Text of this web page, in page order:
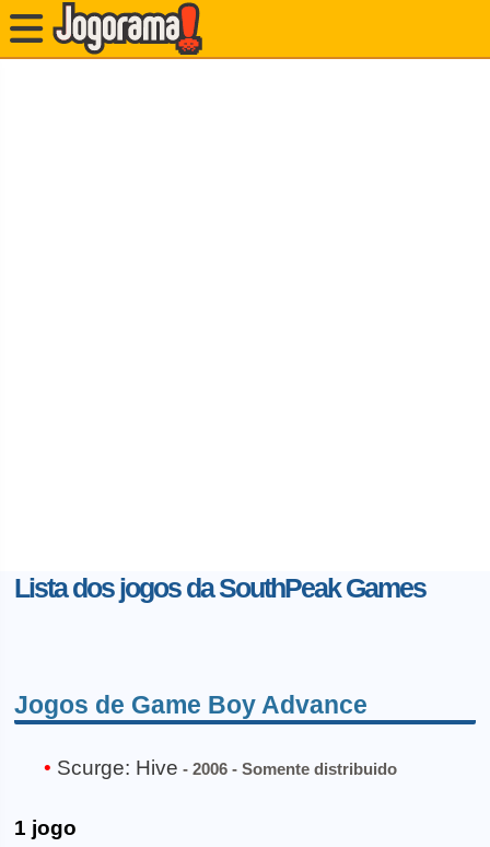
Lista dos jogos da SouthPeak Games
Jogos de Game Boy Advance
Scurge: Hive - 2006 - Somente distribuido
1 jogo